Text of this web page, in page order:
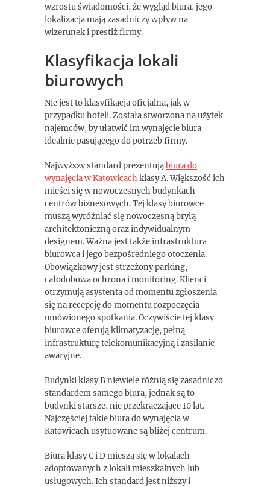
wzrostu świadomości, że wygląd biura, jego
lokalizacja mają zasadniczy wpływ na
wizerunek i prestiż firmy.
Klasyfikacja lokali
biurowych
Nie jest to klasyfikacja oficjalna, jak w
przypadku hoteli. Została stworzona na użytek
najemców, by ułatwić im wynajęcie biura
idealnie pasującego do potrzeb firmy.
Najwyższy standard prezentująbiura do
wynajęcia w Katowicachklasy A. Większość ich
mieści się w nowoczesnych budynkach
centrów biznesowych. Tej klasy biurowce
muszą wyróżniać się nowoczesną bryłą
architektoniczną oraz indywidualnym
designem. Ważna jest także infrastruktura
biurowca i jego bezpośredniego otoczenia.
Obowiązkowy jest strzeżony parking,
całodobowa ochrona i monitoring. Klienci
otrzymują asystenta od momentu zgłoszenia
się na recepcję do momentu rozpoczęcia
umówionego spotkania. Oczywiście tej klasy
biurowce oferują klimatyzację, pełną
infrastrukturę telekomunikacyjną i zasilanie
awaryjne.
Budynki klasy B niewiele różnią się zasadniczo
standardem samego biura, jednak są to
budynki starsze, nie przekraczające 10 lat.
Najczęściej takie biura do wynajęcia w
Katowicach usytuowane są bliżej centrum.
Biura klasy C i D mieszą się w lokalach
adoptowanych z lokali mieszkalnych lub
usługowych. Ich standard jest niższy i